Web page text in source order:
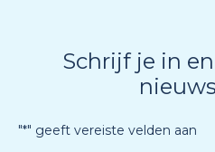
Schrijf je in
"*" geeft vereiste velden aan